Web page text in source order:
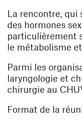
La rencontre, qui
des hormones
particulièrement
le métabolisme
Parmi les
laryngologie et
chirurgie au
Format de la